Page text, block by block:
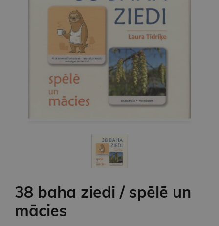
38 baha ziedi / spēlē un
mācies